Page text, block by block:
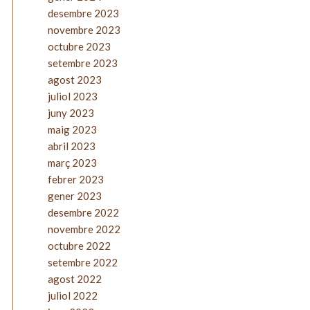
desembre 2023
novembre 2023
octubre 2023
setembre 2023
agost 2023
juliol 2023
juny 2023
maig 2023
abril 2023
març 2023
febrer 2023
gener 2023
desembre 2022
novembre 2022
octubre 2022
setembre 2022
agost 2022
juliol 2022